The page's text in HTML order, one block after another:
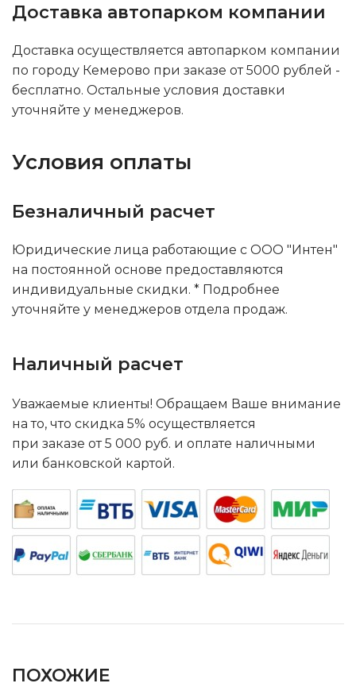
Доставка автопарком компании
Доставка осуществляется автопарком компании
по городу Кемерово при заказе от 5000 рублей -
бесплатно. Остальные условия доставки
уточняйте у менеджеров.
Условия оплаты
Безналичный расчет
Юридические лица работающие с ООО "Интен"
на постоянной основе предоставляются
индивидуальные скидки. * Подробнее
уточняйте у менеджеров отдела продаж.
Наличный расчет
Уважаемые клиенты! Обращаем Ваше внимание
на то, что скидка 5% осуществляется
при заказе от 5 000 руб. и оплате наличными
или банковской картой.
ПОХОЖИЕ